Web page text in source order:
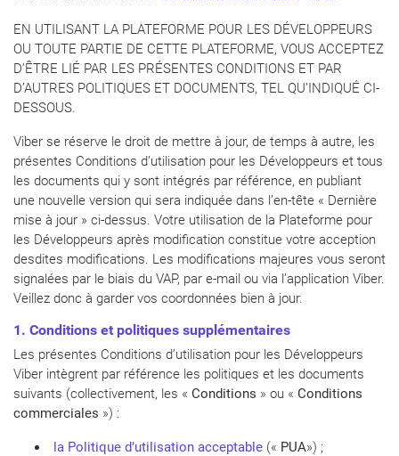
EN UTILISANT LA PLATEFORME POUR LES DÉVELOPPEURS
OU TOUTE PARTIE DE CETTE PLATEFORME, VOUS ACCEPTEZ
D’ÊTRE LIÉ PAR LES PRÉSENTES CONDITIONS ET PAR
D’AUTRES POLITIQUES ET DOCUMENTS, TEL QU’INDIQUÉ CI-
DESSOUS.
Viber se réserve le droit de mettre à jour, de temps à autre, les
présentes Conditions d’utilisation pour les Développeurs et tous
les documents qui y sont intégrés par référence, en publiant
une nouvelle version qui sera indiquée dans l’en-tête « Dernière
mise à jour » ci-dessus. Votre utilisation de la Plateforme pour
les Développeurs après modification constitue votre acception
desdites modifications. Les modifications majeures vous seront
signalées par le biais du VAP, par e-mail ou via l’application Viber.
Veillez donc à garder vos coordonnées bien à jour.
1. Conditions et politiques supplémentaires
Les présentes Conditions d’utilisation pour les Développeurs
Viber intègrent par référence les politiques et les documents
suivants (collectivement, les « Conditions » ou « Conditions
commerciales ») :
la Politique d’utilisation acceptable (« PUA») ;